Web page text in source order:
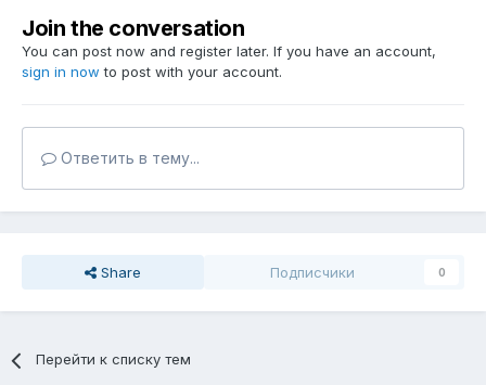
Join the conversation
You can post now and register later. If you have an account,
sign in now to post with your account.
Ответить в тему...
Share Подписчики 0
Перейти к списку тем